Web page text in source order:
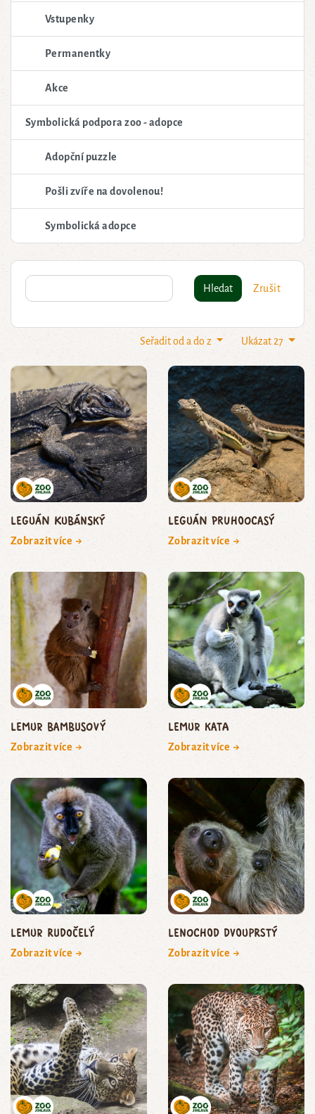
Vstupenky
Permanentky
Akce
Symbolická podpora zoo - adopce
Adopční puzzle
Pošli zvíře na dovolenou!
Symbolická adopce
Hledat Zrušit
Ukázat 27
Seřadit od a do z
leguán kubánský
Zobrazit více →
leguán pruhoocasý
Zobrazit více →
lemur bambusový
Zobrazit více →
lemur kata
Zobrazit více →
lemur rudočelý
Zobrazit více →
lenochod dvouprstý
Zobrazit více →